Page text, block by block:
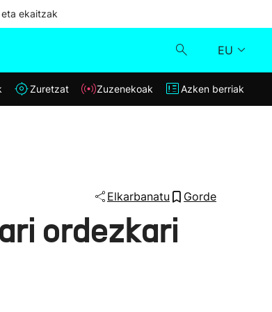
ekaitzak
EU
Klisk
Azken berriak
Zuretzat Zuzenekoak Azken berriak
Elkarbanatu Gorde
ordezkari